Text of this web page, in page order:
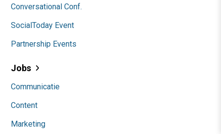
Conversational Conf.
SocialToday Event
Partnership Events
Jobs
Communicatie
Content
Marketing